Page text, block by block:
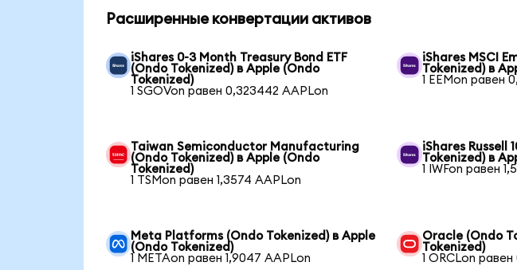
Расширенные конвертации активов
iShares 0-3 Month Treasury Bond ETF
(Ondo Tokenized) в Apple (Ondo
Tokenized)
1 SGOVon равен 0,323442 AAPLon
iShares MSCI
Tokenized) в
1 EEMon равен
Taiwan Semiconductor Manufacturing
(Ondo Tokenized) в Apple (Ondo
Tokenized)
1 TSMon равен 1,3574 AAPLon
iShares Russell
Tokenized) в
1 IWFon равен
Meta Platforms (Ondo Tokenized) в Apple
(Ondo Tokenized)
1 METAon равен 1,9047 AAPLon
Oracle (Ondo
Tokenized)
1 ORCLon